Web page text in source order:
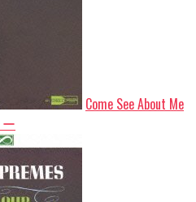
Come See About Me